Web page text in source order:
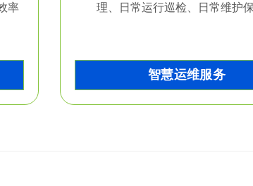
率
理、日常运行巡检、日常维护
智慧运维服务